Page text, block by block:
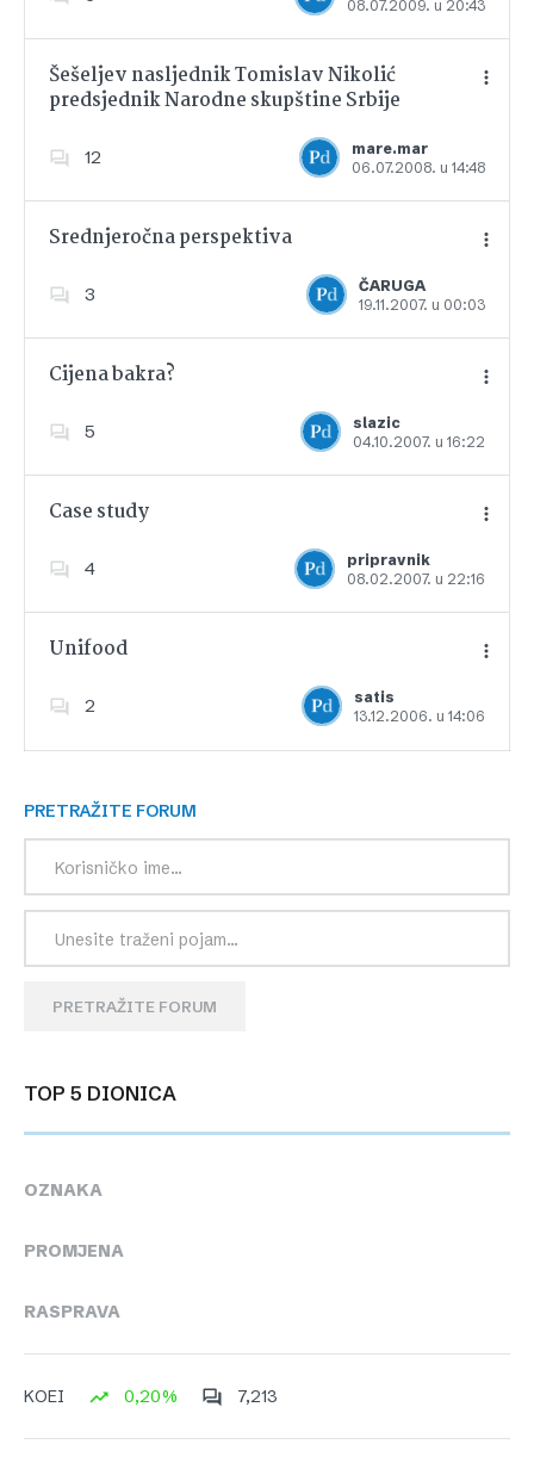
08.07.2009. u 20:43
Šešeljev nasljednik Tomislav Nikolić
predsjednik Narodne skupštine Srbije
12
mare.mar
06.07.2008. u 14:48
Dodajte u favorite
Srednjeročna perspektiva
3
ČARUGA
19.11.2007. u 00:03
Dodajte u favorite
Cijena bakra?
5
slazic
04.10.2007. u 16:22
Dodajte u favorite
Case study
4
pripravnik
08.02.2007. u 22:16
Dodajte u favorite
Unifood
2
satis
13.12.2006. u 14:06
Dodajte u favorite
PRETRAŽITE FORUM
PRETRAŽITE FORUM
TOP 5 DIONICA
OZNAKA
PROMJENA
RASPRAVA
KOEI 0,20% 7,213